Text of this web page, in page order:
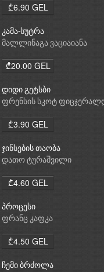
₾6.90 GEL
კამა-სუტრა
მალლინაგა ვაციაიანა
₾20.00 GEL
დიდი გეტსბი
ფრენსის სკოტ
₾3.90 GEL
ჯინსების თაობა
დათო ტურაშვილი
₾4.60 GEL
პროცესი
ფრანც კაფკა
₾4.50 GEL
ჩემი ბრძოლა